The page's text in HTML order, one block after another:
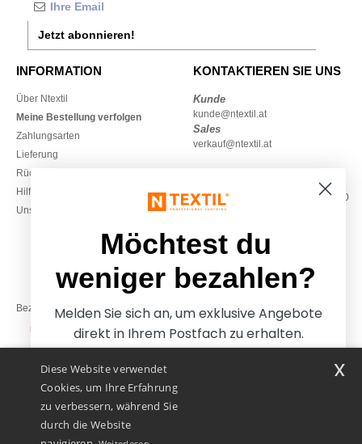
Jetzt abonnieren!
INFORMATION
Über Ntextil
Meine Bestellung verfolgen
Zahlungsarten
Lieferung
Rückerstattungen / Rückgaben
Hilfe & FAQs
Unsere Engagements
KONTAKTIEREN SIE UNS
Kunde
kunde@ntextil.at
Sales
verkauf@ntextil.at
Montag – Donnerstag: 10:00–13:00
& 14:00–17:30
Freitag: 10:00–14:00
Bezahlung mit
Unsere Paketzusteller
Diese Website verwendet
Cookies, um Ihre Erfahrung
zu verbessern, während Sie
durch die Website
x
Möchtest du
weniger bezahlen?
Melden Sie sich an, um exklusive Angebote
direkt in Ihrem Postfach zu erhalten.